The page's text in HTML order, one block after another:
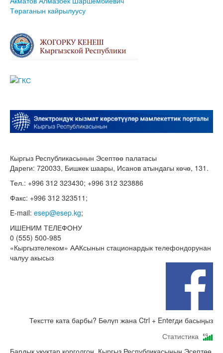
Төраганын кайрылуусу
Кыргыз Республикасынын Эсептөө палатасы
Дареги: 720033, Бишкек шаары, Исанов атындагы көчө, 131.
Тел.: +996 312 323430; +996 312 323886
Факс: +996 312 323511;
E-mail: esep@esep.kg;
ИШЕНИМ ТЕЛЕФОНУ
0 (555) 500-985
«Кыргызтелеком» ААКсынын стационардык телефондорунан
чалуу акысыз
Текстте ката барбы? Бөлүп жана Ctrl + Enterди басыңыз
Статистика